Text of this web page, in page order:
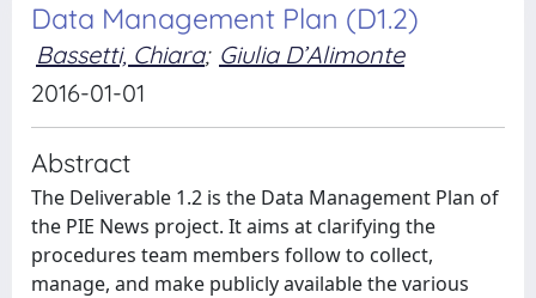
Data Management Plan (D1.2)
Bassetti, Chiara; Giulia D’Alimonte
2016-01-01
Abstract
The Deliverable 1.2 is the Data Management Plan of
the PIE News project. It aims at clarifying the
procedures team members follow to collect,
manage, and make publicly available the various